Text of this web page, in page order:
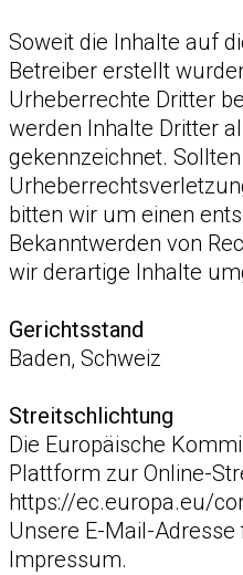
Soweit die Inhalte auf
Betreiber erstellt
Urheberrechte Dritter
werden Inhalte Dritter
gekennzeichnet.
bitten wir um einen
Bekanntwerden von
wir derartige Inhalte
Gerichtsstand
Baden, Schweiz
Streitschlichtung
Die Europäische
Plattform zur Online-
https://ec.europa.eu/
Unsere E-Mail-Adresse
Impressum.